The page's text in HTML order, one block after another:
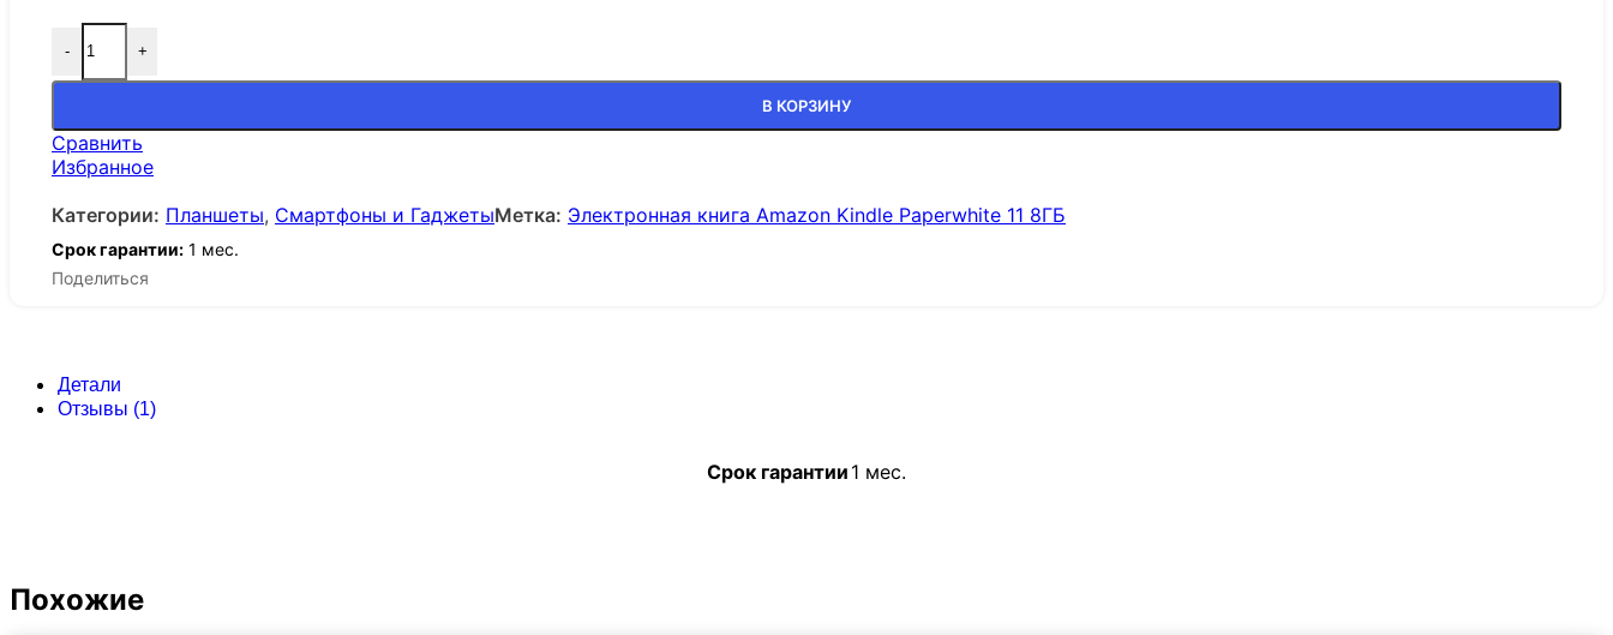
- +
В КОРЗИНУ
Сравнить
Избранное
Категории: Планшеты, Смартфоны и ГаджетыМетка: Электронная книга Amazon Kindle Paperwhite 11 8ГБ
Срок гарантии: 1 мес.
Поделиться
Детали
Отзывы (1)
Срок гарантии 1 мес.
Похожие